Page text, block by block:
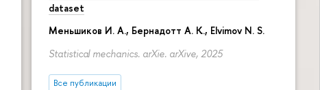
dataset
Меньшиков И. А., Бернадотт А. К., Elvimov N. S.
Statistical mechanics. arXie. arXive, 2025
Все публикации